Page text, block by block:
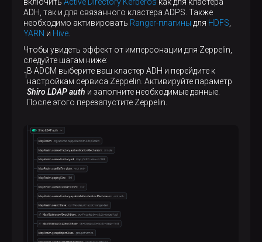
ADH, так и для связанного кластера ADPS. Также
необходимо активировать Ranger-плагины для HDFS
YARN и Hive
Чтобы увидеть эффект от имперсонации для Zeppelin,
следуйте шагам ниже:
В ADCM выберите ваш кластер ADH и перейдите к
настройкам сервиса Zeppelin. Активируйте параметр
Shiro LDAP auth и заполните необходимые данные.
После этого перезапустите Zeppelin.